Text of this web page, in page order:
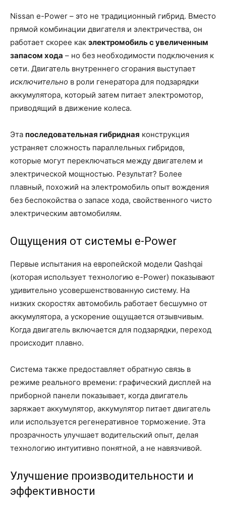
Nissan e-Power – это не традиционный гибрид. Вместо
прямой комбинации двигателя и электричества, он
работает скорее как электромобиль с увеличенным
запасом хода – но без необходимости подключения к
сети. Двигатель внутреннего сгорания выступает
исключительно в роли генератора для подзарядки
аккумулятора, который затем питает электромотор,
приводящий в движение колеса.
Эта последовательная гибридная конструкция
устраняет сложность параллельных гибридов,
которые могут переключаться между двигателем и
электрической мощностью. Результат? Более
плавный, похожий на электромобиль опыт вождения
без беспокойства о запасе хода, свойственного чисто
электрическим автомобилям.
Ощущения от системы e-Power
Первые испытания на европейской модели Qashqai
(которая использует технологию e-Power) показывают
удивительно усовершенствованную систему. На
низких скоростях автомобиль работает бесшумно от
аккумулятора, а ускорение ощущается отзывчивым.
Когда двигатель включается для подзарядки, переход
происходит плавно.
Система также предоставляет обратную связь в
режиме реального времени: графический дисплей на
приборной панели показывает, когда двигатель
заряжает аккумулятор, аккумулятор питает двигатель
или используется регенеративное торможение. Эта
прозрачность улучшает водительский опыт, делая
технологию интуитивно понятной, а не навязчивой.
Улучшение производительности и
эффективности